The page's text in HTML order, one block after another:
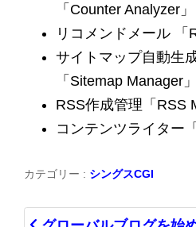
「Counter Analyzer」
リコメンドメール 「
サイトマップ自動生
「Sitemap Manager」
RSS作成管理「RSS
コンテンツライター
カテゴリー : シングスCGI